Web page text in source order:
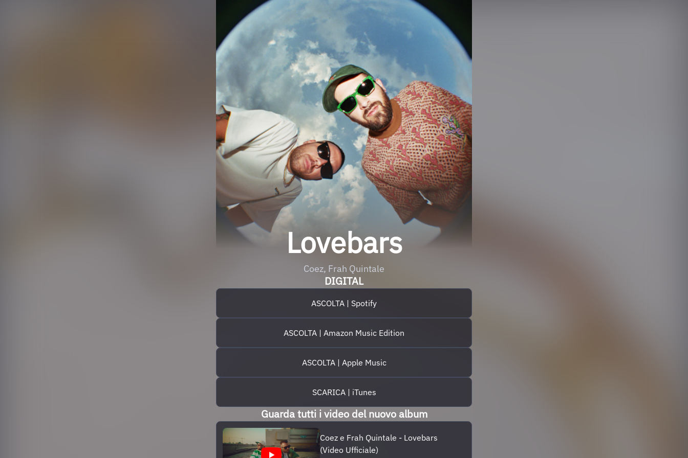
Lovebars
Coez, Frah Quintale
DIGITAL
ASCOLTA | Spotify
ASCOLTA | Amazon Music Edition
ASCOLTA | Apple Music
SCARICA | iTunes
Guarda tutti i video del nuovo album
Coez e Frah Quintale - Lovebars
(Video Ufficiale)